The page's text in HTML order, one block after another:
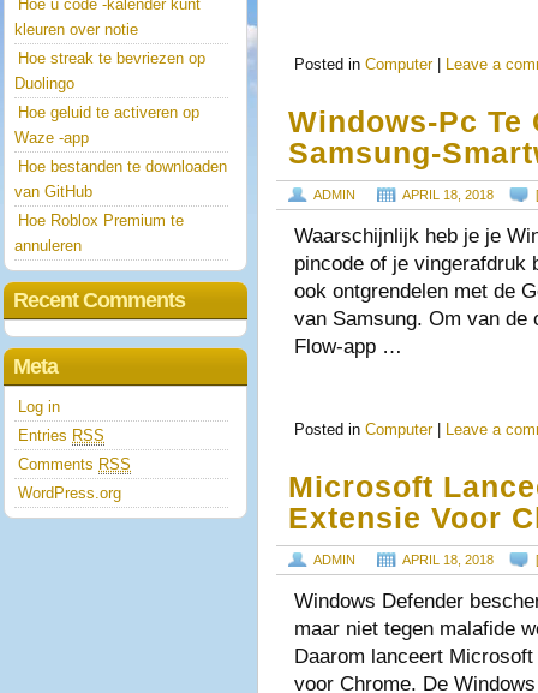
Posted in Computer Leave a
Windows-Pc Te
Samsung-
ADMIN APRIL 18, 2018
Waarschijnlijk heb je je
pincode of je vingerafdruk
ook ontgrendelen met de
van Samsung. Om van de
Flow-app …
Posted in Computer Leave a
Microsoft
Extensie Voor
ADMIN APRIL 18, 2018
Windows Defender
maar niet tegen malafide
Daarom lanceert
voor Chrome. De
Hoe u code -kalender kunt
kleuren over notie
Hoe streak te bevriezen op
Duolingo
Hoe geluid te activeren op
Waze -app
Hoe bestanden te downloaden
van GitHub
Hoe Roblox Premium te
annuleren
Recent Comments
Meta
Log in
Entries RSS
Comments RSS
WordPress.org